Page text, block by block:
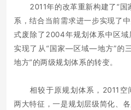
2011年的改革重新构建了“
系，结合当前需求进一步实现了
式废除了2004年规划体系中区域
实现了从“国家—区域—地方”的
地方”的两级规划体系的转变。
相较于原规划体系，2011空
两大特征，一是规划层级简化、